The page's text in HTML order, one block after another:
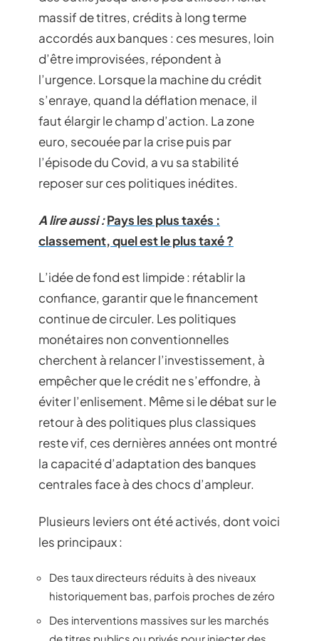
massif de titres, crédits à long terme
accordés aux banques : ces mesures, loin
d’être improvisées, répondent à
l’urgence. Lorsque la machine du crédit
s’enraye, quand la déflation menace, il
faut élargir le champ d’action. La zone
euro, secouée par la crise puis par
l’épisode du Covid, a vu sa stabilité
reposer sur ces politiques inédites.
A lire aussi :Pays les plus taxés :
classement, quel est le plus taxé ?
L’idée de fond est limpide : rétablir la
confiance, garantir que le financement
continue de circuler. Les politiques
monétaires non conventionnelles
cherchent à relancer l’investissement, à
empêcher que le crédit ne s’effondre, à
éviter l’enlisement. Même si le débat sur le
retour à des politiques plus classiques
reste vif, ces dernières années ont montré
la capacité d’adaptation des banques
centrales face à des chocs d’ampleur.
Plusieurs leviers ont été activés, dont voici
les principaux :
Des taux directeurs réduits à des niveaux
historiquement bas, parfois proches de zéro
Des interventions massives sur les marchés
de titres publics ou privés pour injecter des